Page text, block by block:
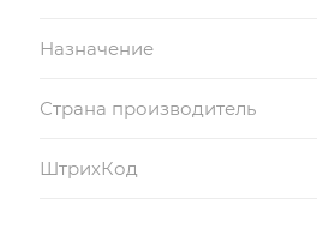
Назначение
Страна производитель
ШтрихКод